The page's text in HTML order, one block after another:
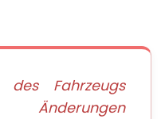
des Fahrzeugs